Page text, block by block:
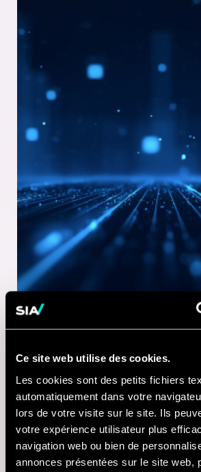
Ce site web utilise des cookies.
Les cookies sont des petits fichiers
automatiquement dans votre
lors de votre visite sur le site. Ils
votre expérience utilisateur plus
navigation web ou bien de
annonces présentées sur le site web,
Nausicaá
sa billetterie